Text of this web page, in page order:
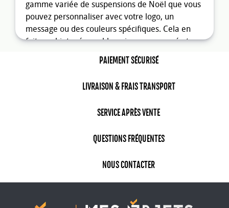
gamme variée de suspensions de Noël que vous
pouvez personnaliser avec votre logo, un
message ou des couleurs spécifiques. Cela en
fait un objet mémorable qui sera conservé et
ressorti chaque année, créant ainsi un impact
Des solutions personnalisées pour
Notre expertise de plus de 30 ans dans le
vous proposer des solutions adaptées à vos
se prête particulièrement bien
événement interne ou pour remercier vos
PAIEMENT SÉCURISÉ
LIVRAISON & FRAIS TRANSPORT
SERVICE APRÈS VENTE
QUESTIONS FRÉQUENTES
NOUS CONTACTER